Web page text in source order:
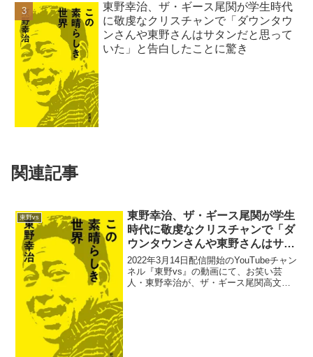
東野幸治、ザ・ギース尾関が学生時代
に敬虔なクリスチャンで「ダウンタウ
ンさんや東野さんはサタンだと思って
いた」と告白したことに驚き
関連記事
東野vs
東野幸治、ザ・ギース尾関が学生
時代に敬虔なクリスチャンで「ダ
ウンタウンさんや東野さんはサタ
ンだと思っていた」と告白したこ
とに驚き
2022年3月14日配信開始のYouTubeチャン
ネル『東野vs』の動画にて、お笑い芸
人・東野幸治が、ザ・ギース尾関高文が